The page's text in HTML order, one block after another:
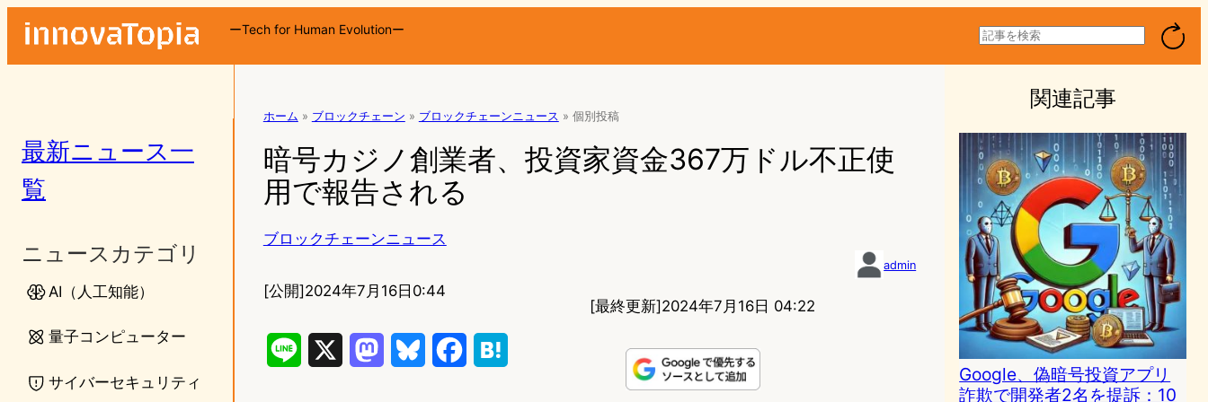
ーTech for Human Evolutionー
検
索
最新ニュース一
覧
ニュースカテゴリ
AI（人工知能）
量子コンピューター
サイバーセキュリティ
ホーム » ブロックチェーン » ブロックチェーンニュース » 個別投稿
暗号カジノ創業者、投資家資金367万ドル不正使
用で報告される
ブロックチェーンニュース
admin
[公開]2024年7月16日0:44
[最終更新]2024年7月16日 04:22
関連記事
Google、偽暗号投資アプリ
詐欺で開発者2名を提訴：10